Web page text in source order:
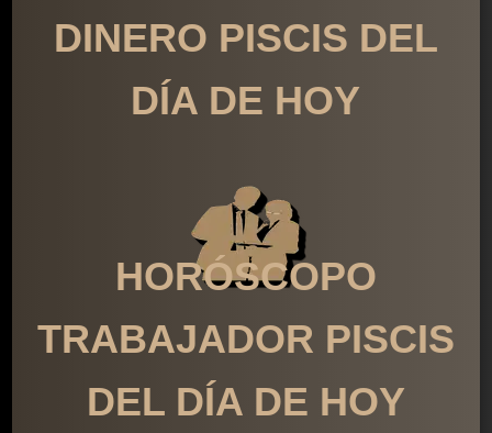
DINERO PISCIS DEL
DÍA DE HOY
HORÓSCOPO
TRABAJADOR PISCIS
DEL DÍA DE HOY